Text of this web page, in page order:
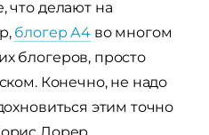
что делают на
блогер А4 во многом
блогеров, просто
Конечно, не надо
этим точно
Лорер.